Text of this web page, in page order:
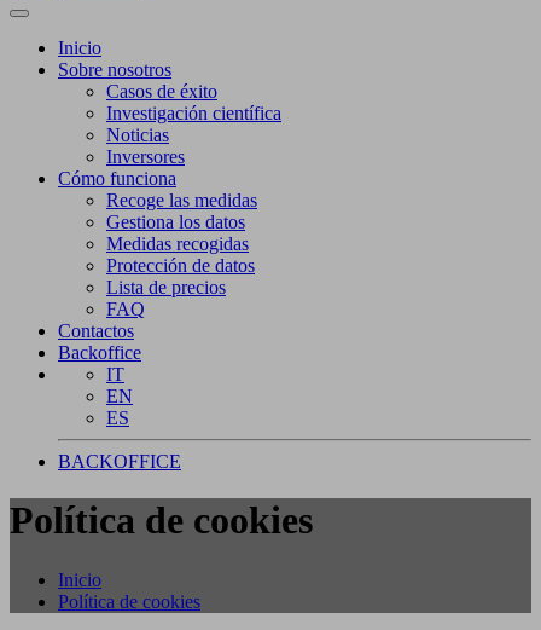
Inicio
Sobre nosotros
Casos de éxito
Investigación científica
Noticias
Inversores
Cómo funciona
Recoge las medidas
Gestiona los datos
Medidas recogidas
Protección de datos
Lista de precios
FAQ
Contactos
Backoffice
IT
EN
ES
BACKOFFICE
Política de cookies
Inicio
Política de cookies